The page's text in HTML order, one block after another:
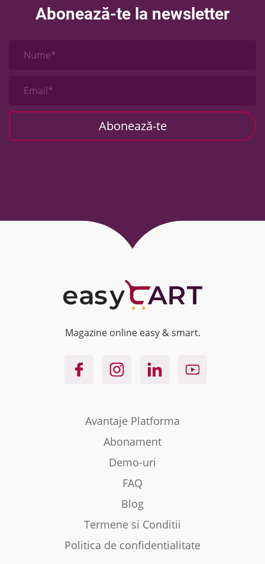
Abonează-te la newsletter
Nume*
Email*
Magazine online easy & smart.
Avantaje Platforma
Abonament
Demo-uri
FAQ
Blog
Termene si Conditii
Politica de confidentialitate